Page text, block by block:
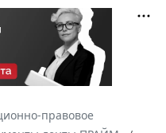
правовое